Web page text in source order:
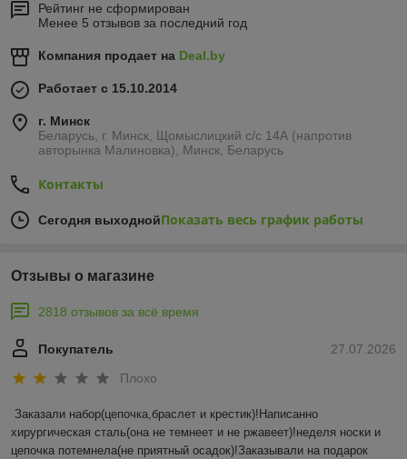
Рейтинг не сформирован
Менее 5 отзывов за последний год
Компания продает на Deal.by
Работает с 15.10.2014
г. Минск
Беларусь, г. Минск, Щомыслицкий с/с 14А (напротив
авторынка Малиновка), Минск, Беларусь
Контакты
Сегодня выходнойПоказать весь график работы
Отзывы о магазине
2818 отзывов за всё время
27.07.2026
Покупатель
Плохо
Заказали набор(цепочка,браслет и крестик)!Написанно
хирургическая сталь(она не темнеет и не ржавеет)!неделя носки и
цепочка потемнела(не приятный осадок)!Заказывали на подарок